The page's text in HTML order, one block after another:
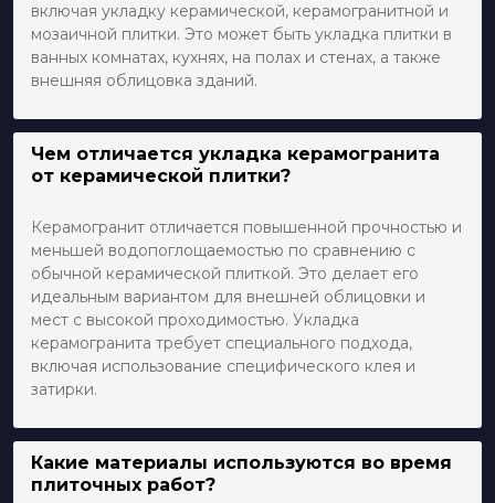
включая укладку керамической, керамогранитной и
мозаичной плитки. Это может быть укладка плитки в
ванных комнатах, кухнях, на полах и стенах, а также
внешняя облицовка зданий.
Чем отличается укладка керамогранита
от керамической плитки?
Керамогранит отличается повышенной прочностью и
меньшей водопоглощаемостью по сравнению с
обычной керамической плиткой. Это делает его
идеальным вариантом для внешней облицовки и
мест с высокой проходимостью. Укладка
керамогранита требует специального подхода,
включая использование специфического клея и
затирки.
Какие материалы используются во время
плиточных работ?